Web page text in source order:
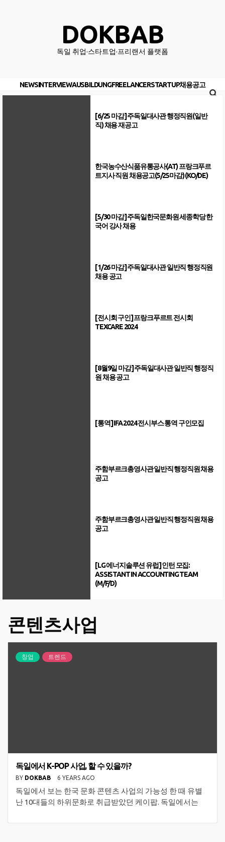
DOKBAB
독일 취업·스타트업·프리랜서 플랫폼
NEWSINTERVIEWAUSBILDUNGFREELANCERSTARTUP채용공고
[6/25 마감] 주독일대사관 행정직원(일반
직) 채용 재공고
한국농수산식품유통공사(AT) 프랑크푸르
트지사 직원 채용공고(5/25마감) (KO/DE)
[5/30 마감] 주독일한국문화원 세종학당 한
국어 강사 채용
[1/26 마감] 주독일대사관 일반직 행정직원
채용 공고
[전시회 구인] 프랑크푸르트 전시회
TEXCARE 2024
[8월9일 마감] 주독일대사관 일반직 행정직
원 채용 공고
[통역] IFA 2024 전시부스 통역 구인모집
주함부르크총영사관 일반직 행정직원 채용
공고
주함부르크총영사관 일반직 행정직원 채용
공고
[LG 에너지솔루션 유럽] 인턴 모집:
ASSISTANT IN ACCOUNTING TEAM
(M/F/D)
콘텐츠사업
창업 트렌드
독일에서 K-POP 사업, 할 수 있을까?
BY DOKBAB 6 YEARS AGO
독일에서 보는 한국 문화 콘텐츠 사업의 가능성 한 때 유별
난 10대들의 하위문화로 취급받았던 케이팝. 독일에서는